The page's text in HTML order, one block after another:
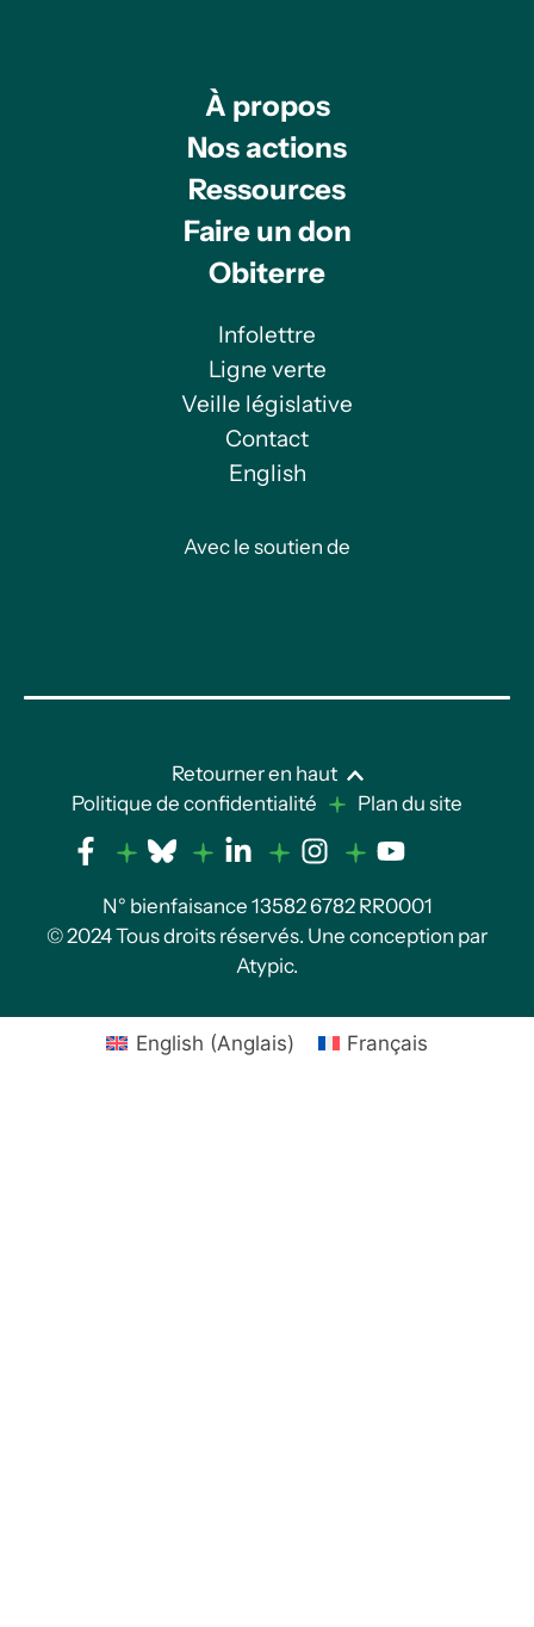
À propos
Nos actions
Ressources
Faire un don
Obiterre
Infolettre
Ligne verte
Veille législative
Contact
English
Avec le soutien de
N° bienfaisance 13582 6782 RR0001
© 2024 Tous droits réservés. Une conception par
Atypic.
Retourner en haut
Politique de confidentialité
Plan du site
English (Anglais) Français